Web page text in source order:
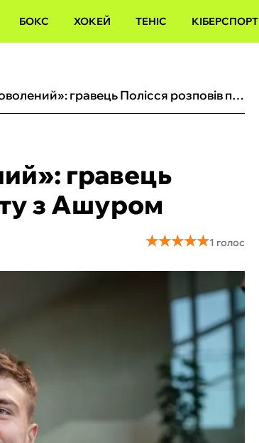
БОКС ХОКЕЙ ТЕНІС КІБЕРСПОРТ
«Ніколи нами незадоволений»: гравець Полісся розповів про роботу з Ашуром
гравець
з Ашуром
★★★★★
★★★★★1 голос